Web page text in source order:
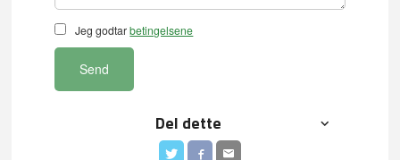
Jeg godtarbetingelsene
Send
Del dette